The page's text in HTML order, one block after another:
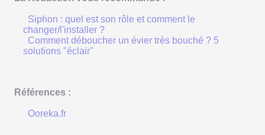
Siphon : quel est son rôle et comment le
changer/l'installer ?
Comment déboucher un évier très bouché ? 5
solutions "éclair"
Références :
Ooreka.fr